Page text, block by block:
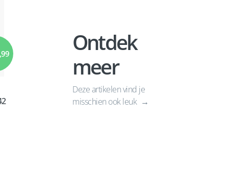
Ontdek
meer
Deze artikelen vind je
misschien ook leuk